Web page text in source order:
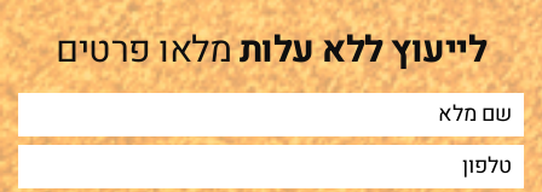
לייעוץ ללא עלותמלאו פרטים